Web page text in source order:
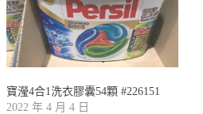
寶瀅4合1洗衣膠囊54顆 #226151
2022 年 4 月 4 日